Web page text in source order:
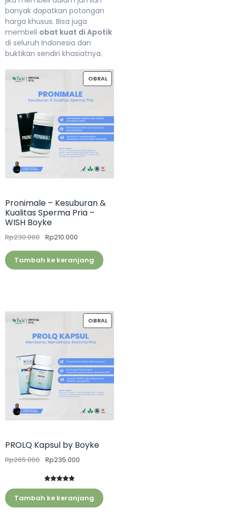
banyak dapatkan potongan
harga khusus. Bisa juga
membeli obat kuat di Apotik
di seluruh Indonesia dan
buktikan sendiri khasiatnya.
OBRAL
Pronimale – Kesuburan &
Kualitas Sperma Pria –
WISH Boyke
Rp230.000 Rp210.000
Tambah ke keranjang
OBRAL
PROLQ Kapsul by Boyke
Rp265.000 Rp235.000
5.00 dari 5
Tambah ke keranjang